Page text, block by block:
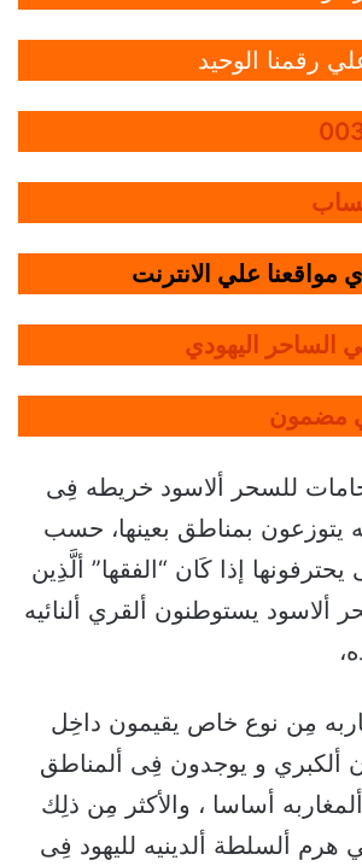
رقمنا الوحيد
مواقعنا علي الانترنت
الساحر اليهودي
مضمون
للسحر ألاسود خريطه فِى
يتوزعون بمناطق بعينها، حسب
إذا كَان “الفقها” ألَّذِين
ألاسود يستوطنون ألقري ألنائيه
مِن نوع خاص يقيمون داخِل
ألكبري و يوجدون فِى ألمناطق
ألمغاربه أساسا ، والأكثر مِن ذلِك
هرم ألسلطة ألدينيه لليهود فِى